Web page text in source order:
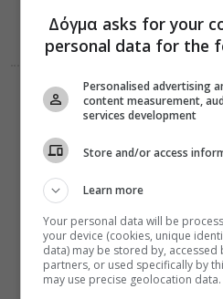
Δόγμα asks for your
personal data for the
Personalised advertising
content measurement,
services development
Store and/or access
Learn more
Your personal data will be
your device (cookies, unique
data) may be stored by,
partners, or used specifically by
may use precise geolocation data.